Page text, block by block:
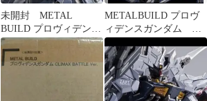
未開封 METAL
BUILD プロヴィデン
ス ガンダムSEED メ
タルビルド
METALBUILD プロヴ
ィデンスガンダム
CLIMAX BATTLE ver